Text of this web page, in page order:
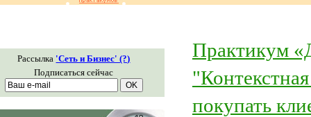
Рассылка 'Сеть и Бизнес' (?)
Подписаться сейчас
Практикум
покупать